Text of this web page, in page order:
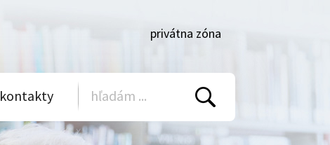
privátna zóna
kontakty